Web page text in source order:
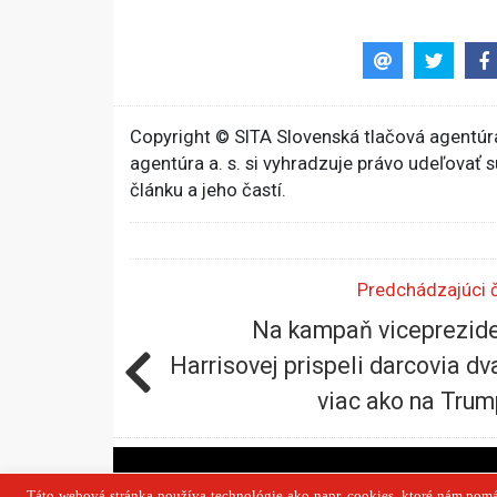
Copyright © SITA Slovenská tlačová
agentúra a. s. si vyhradzuje právo udeľovať
článku a jeho častí.
Predchádzajúci
Na kampaň
Harrisovej prispeli darcovia
viac ako na